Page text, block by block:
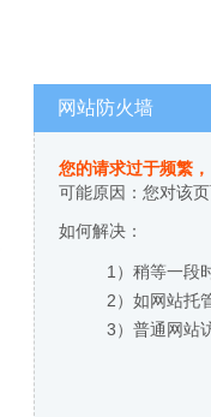
网站防火墙
您的请求过于频繁
可能原因：您对该
如何解决：
1）稍等一段
2）如网站托
3）普通网站